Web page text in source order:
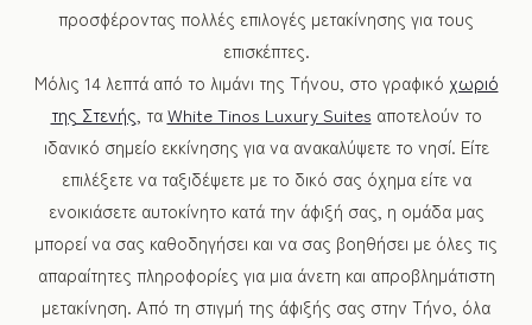
προσφέροντας πολλές επιλογές μετακίνησης για τους
επισκέπτες.
Μόλις 14 λεπτά από το λιμάνι της Τήνου, στο γραφικό χωριό
της Στενής , ταWhite Tinos Luxury Suites αποτελούν το
ιδανικό σημείο εκκίνησης για να ανακαλύψετε το νησί. Είτε
επιλέξετε να ταξιδέψετε με το δικό σας όχημα είτε να
ενοικιάσετε αυτοκίνητο κατά την άφιξή σας, η ομάδα μας
μπορεί να σας καθοδηγήσει και να σας βοηθήσει με όλες τις
απαραίτητες πληροφορίες για μια άνετη και απροβλημάτιστη
μετακίνηση. Από τη στιγμή της άφιξής σας στην Τήνο, όλα